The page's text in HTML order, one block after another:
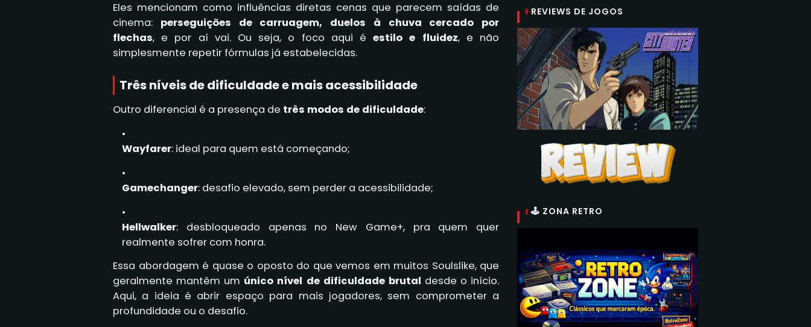
Eles mencionam como influências diretas cenas que parecem saídas de
cinema: perseguições de carruagem, duelos à chuva cercado por
flechas, e por aí vai. Ou seja, o foco aqui éestilo e fluidez, e não
simplesmente repetir fórmulas já estabelecidas.
Três níveis de dificuldade e mais acessibilidade
Outro diferencial é a presença de três modos de dificuldade:
Wayfarer: ideal para quem está começando;
Gamechanger: desafio elevado, sem perder a acessibilidade;
Hellwalker: desbloqueado apenas no New Game+, pra quem quer
realmente sofrer com honra.
Essa abordagem é quase o oposto do que vemos em muitos Soulslike, que
geralmente mantêm um único nível de dificuldade brutal desde o início.
Aqui, a ideia é abrir espaço para mais jogadores, sem comprometer a
profundidade ou o desafio.
REVIEWS DE JOGOS
🕹 ZONA RETRO